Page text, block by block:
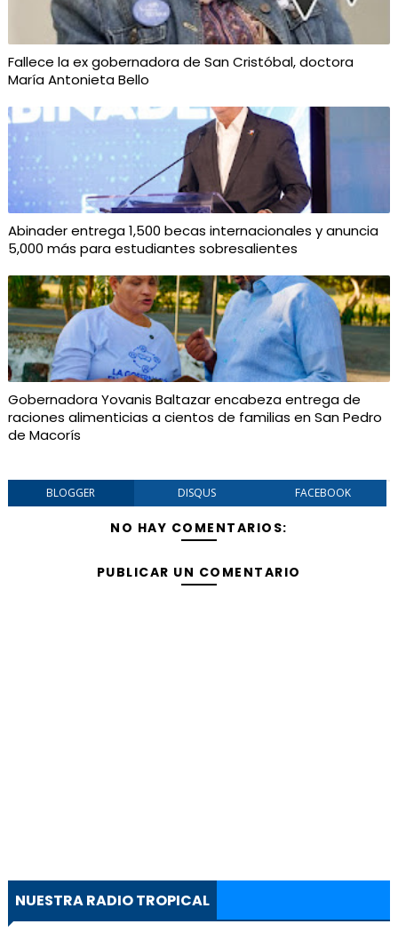
Fallece la ex gobernadora de San Cristóbal, doctora
María Antonieta Bello
Abinader entrega 1,500 becas internacionales y anuncia
5,000 más para estudiantes sobresalientes
Gobernadora Yovanis Baltazar encabeza entrega de
raciones alimenticias a cientos de familias en San Pedro
de Macorís
BLOGGER DISQUS FACEBOOK
NO HAY COMENTARIOS:
PUBLICAR UN COMENTARIO
NUESTRA RADIO TROPICAL